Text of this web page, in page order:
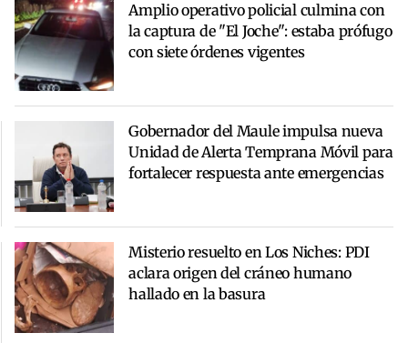
Amplio operativo policial culmina con
la captura de "El Joche": estaba prófugo
con siete órdenes vigentes
Gobernador del Maule impulsa nueva
Unidad de Alerta Temprana Móvil para
fortalecer respuesta ante emergencias
Misterio resuelto en Los Niches: PDI
aclara origen del cráneo humano
hallado en la basura